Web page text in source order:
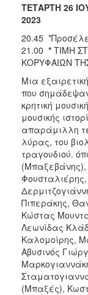
ΤΕΤΑΡΤΗ 26
2023
20.45
21.00 * ΤΙΜΗ
ΚΟΡΥΦΑΙΩΝ
Μια
που
κρητική
μουσικής
απαράμιλλη
λύρας, του
τραγουδιού.
(Μπαξεβάνης),
Πιπεράκης,
Κώστας
Λεωνίδας
Καλομοίρης,
Αβυσινός
(Μπαξές),